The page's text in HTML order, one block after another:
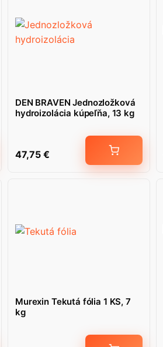
DEN BRAVEN Jednozložková
hydroizolácia kúpeľňa, 13 kg
47,75 €
Murexin Tekutá fólia 1 KS, 7
kg